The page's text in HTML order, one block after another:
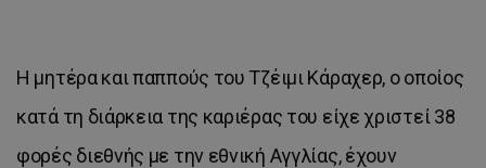
Η μητέρα και παππούς του Τζέιμι Κάραχερ, ο οποίος
κατά τη διάρκεια της καριέρας του είχε χριστεί 38
φορές διεθνής με την εθνική Αγγλίας, έχουν